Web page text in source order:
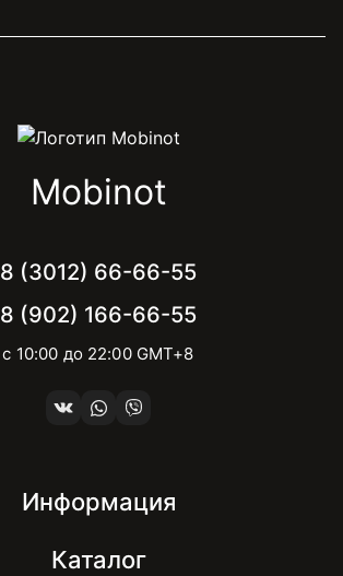
Mobinot
8 (3012) 66-66-55
8 (902) 166-66-55
с 10:00 до 22:00 GMT+8
Информация
Каталог